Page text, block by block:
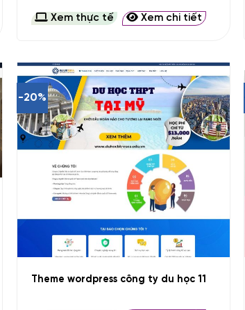
Xem thực tế Xem chi tiết
-20%
Theme wordpress công ty du học 11